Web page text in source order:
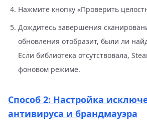
Нажмите кнопку «Проверить
Дождитесь завершения
обновления отобразит, были ли
Если библиотека отсутствовала,
фоновом режиме.
Способ 2: Настройка
антивируса и брандмауэра